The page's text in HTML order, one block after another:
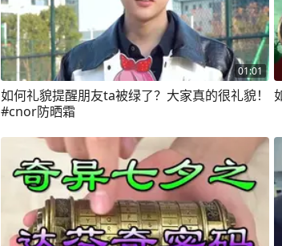
01:01
如何礼貌提醒朋友ta被绿了？大家真的很礼貌！
#cnor防晒霜